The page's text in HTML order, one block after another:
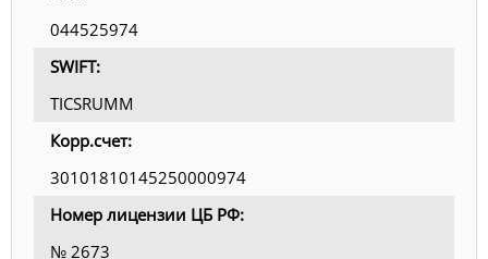
044525974
SWIFT:
TICSRUMM
Корр.счет:
30101810145250000974
Номер лицензии ЦБ РФ:
№ 2673